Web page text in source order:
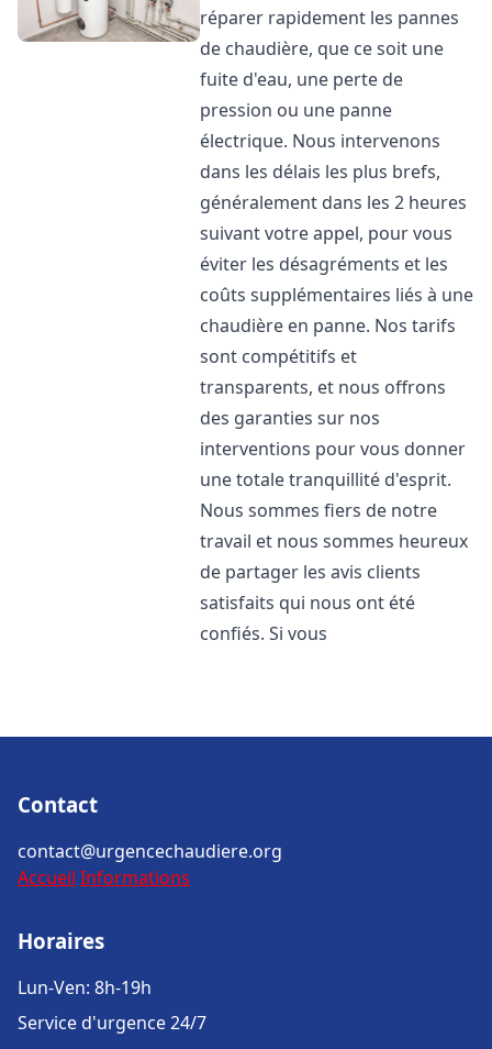
réparer rapidement les pannes
de chaudière, que ce soit une
fuite d'eau, une perte de
pression ou une panne
électrique. Nous intervenons
dans les délais les plus brefs,
généralement dans les 2 heures
suivant votre appel, pour vous
éviter les désagréments et les
coûts supplémentaires liés à une
chaudière en panne. Nos tarifs
sont compétitifs et
transparents, et nous offrons
des garanties sur nos
interventions pour vous donner
une totale tranquillité d'esprit.
Nous sommes fiers de notre
travail et nous sommes heureux
de partager les avis clients
satisfaits qui nous ont été
confiés. Si vous
Contact
contact@urgencechaudiere.org
Accueil Informations
Horaires
Lun-Ven: 8h-19h
Service d'urgence 24/7